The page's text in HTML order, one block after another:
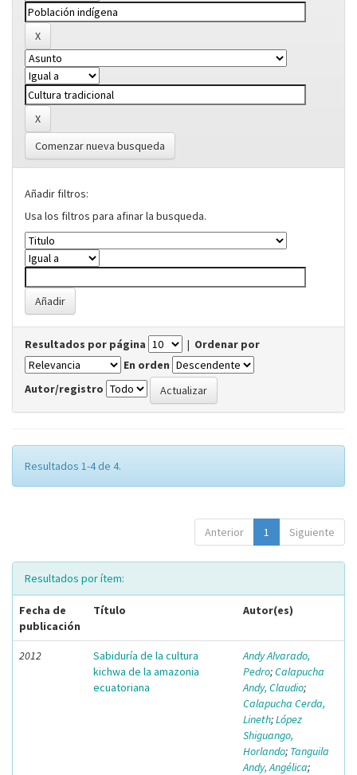
Comenzar nueva busqueda
Añadir filtros:
Usa los filtros para afinar la busqueda.
Resultados por página | Ordenar por
En orden
Autor/registro
Resultados 1-4 de 4.
Anterior 1 Siguiente
Resultados por ítem:
Fecha de
publicación
Título Autor(es)
2012
Sabiduría de la cultura
kichwa de la amazonia
ecuatoriana
Andy Alvarado,
Pedro;Calapucha
Andy, Claudio;
Calapucha Cerda,
Lineth;López
Shiguango,
Horlando; Tanguila
Andy, Angélica;